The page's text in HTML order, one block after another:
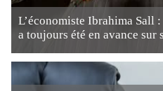
L’économiste Ibrahima Sall
a toujours été en avance sur